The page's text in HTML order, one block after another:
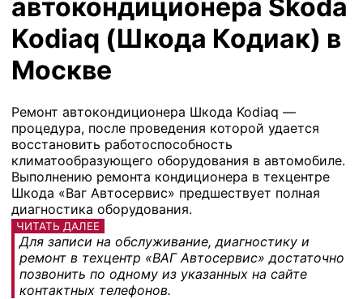
автокондиционера Skoda
Kodiaq (Шкода Кодиак) в
Москве
Ремонт автокондиционера Шкода Kodiaq —
процедура, после проведения которой удается
восстановить работоспособность
климатообразующего оборудования в автомобиле.
Выполнению ремонта кондиционера в техцентре
Шкода «Ваг Автосервис» предшествует полная
диагностика оборудования.
ЧИТАТЬ ДАЛЕЕ
Для записи на обслуживание, диагностику и
ремонт в техцентр «ВАГ Автосервис» достаточно
позвонить по одному из указанных на сайте
контактных телефонов.